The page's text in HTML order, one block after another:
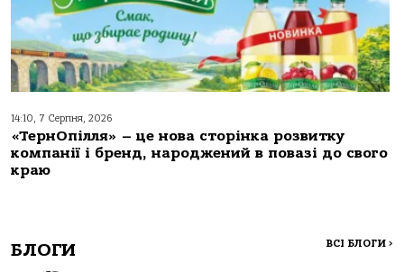
14:10, 7 Серпня, 2026
«ТернОпілля» – це нова сторінка розвитку
компанії і бренд, народжений в повазі до свого
краю
БЛОГИ ВСІ БЛОГИ >